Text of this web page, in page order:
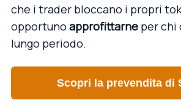
che i trader bloccano i propri
opportuno approfittarne per chi
lungo periodo.
Scopri la prevendita di